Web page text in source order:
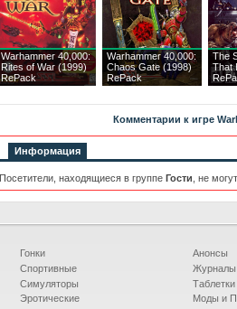
Warhammer 40,000:
Rites of War (1999)
RePack
Warhammer 40,000:
Chaos Gate (1998)
RePack
The
That
Комментарии к игре
Информация
Посетители, находящиеся в группе Гости , не
Гонки
Спортивные
Симуляторы
Эротические
Анонсы
Журналы
Таблетки
Моды и